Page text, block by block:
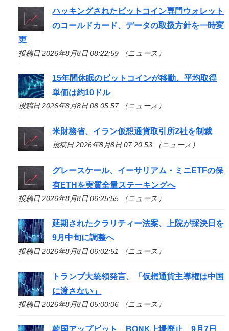
ハッキングされたビットコイン専門ウォレット
のコールドカード、データの取扱方針を一時変
更
投稿日 2026年8月8日 08:22:59 （ニュース）
15年間休眠のビットコインが移動、平均取得
単価は約10ドル
投稿日 2026年8月8日 08:05:57 （ニュース）
米財務省、イラン仮想通貨取引所2社を制裁
投稿日 2026年8月8日 07:20:53 （ニュース）
グレースケール、イーサリアム・ミニETFの保
有ETHを実質全量ステーキングへ
投稿日 2026年8月8日 06:25:55 （ニュース）
延期されたクラリティー法案、上院が採決日を
9月中旬に調整へ
投稿日 2026年8月8日 06:02:51 （ニュース）
トランプ大統領発言、「仮想通貨主導権は中国
に渡さない」
投稿日 2026年8月8日 05:00:06 （ニュース）